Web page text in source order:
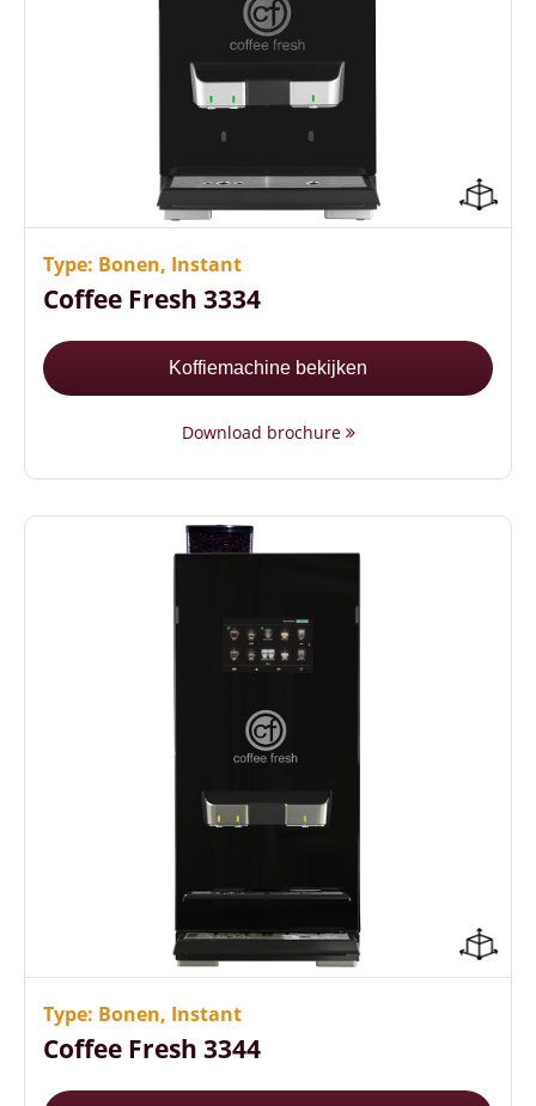
Gebruiks- en onderhoudsvriendelijk
Energiezuinig (A+ label)
Tegelijk koffie en heet water tappen
Type: Bonen, Instant
Coffee Fresh 3334
Koffiemachine bekijken
Download brochure
Gebruiks- en onderhoudsvriendelijk
Energiezuinig (A+ label)
Veel koffievariaties mogelijk
Type: Bonen, Instant
Coffee Fresh 3344